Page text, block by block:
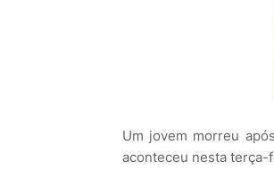
Um jovem morreu
aconteceu nesta terça-